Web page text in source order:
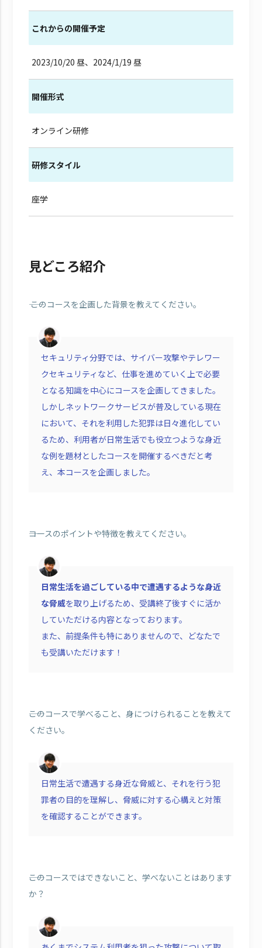
これからの開催予定
2023/10/20 昼、2024/1/19 昼
開催形式
オンライン研修
研修スタイル
座学
見どころ紹介
―― このコースを企画した背景を教えてください。
セキュリティ分野では、サイバー攻撃やテレワー
クセキュリティなど、仕事を進めていく上で必要
となる知識を中心にコースを企画してきました。
しかしネットワークサービスが普及している現在
において、それを利用した犯罪は日々進化してい
るため、利用者が日常生活でも役立つような身近
な例を題材としたコースを開催するべきだと考
え、本コースを企画しました。
――コースのポイントや特徴を教えてください。
日常生活を過ごしている中で遭遇するような身近
な脅威を取り上げるため、受講終了後すぐに活か
していただける内容となっております。
また、前提条件も特にありませんので、どなたで
も受講いただけます！
――このコースで学べること、身につけられることを教えて
ください。
日常生活で遭遇する身近な脅威と、それを行う犯
罪者の目的を理解し、脅威に対する心構えと対策
を確認することができます。
――このコースではできないこと、学べないことはあります
か？